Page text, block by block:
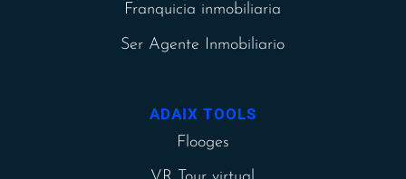
Franquicia inmobiliaria
Ser Agente Inmobiliario
ADAIX TOOLS
Flooges